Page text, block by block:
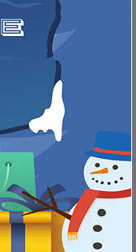
من الزجاج المقوى لجهاز Samsung TAB A7 10.4 بوصة (2020) T500/T505
.